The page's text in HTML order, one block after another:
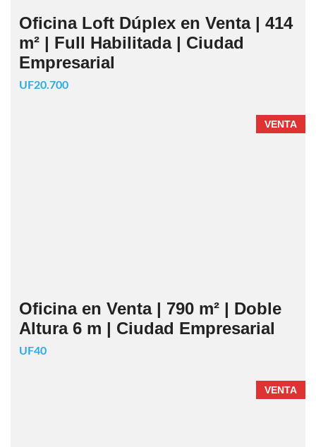
Oficina Loft Dúplex en Venta | 414
m² | Full Habilitada | Ciudad
Empresarial
UF20.700
VENTA
Oficina en Venta | 790 m² | Doble
Altura 6 m | Ciudad Empresarial
UF40
VENTA